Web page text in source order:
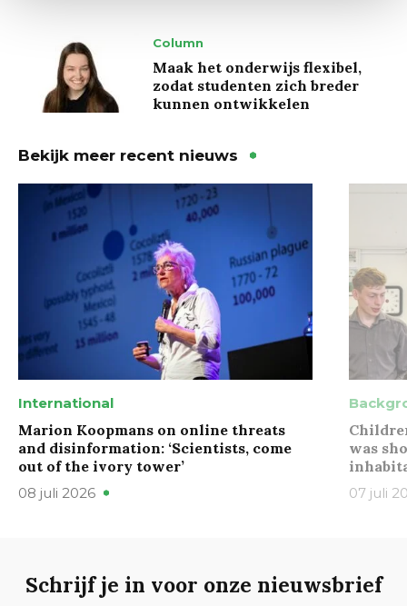
Column
Maak het onderwijs flexibel,
zodat studenten zich breder
kunnen ontwikkelen
Bekijk meer recent nieuws
International
Marion Koopmans on online threats
and disinformation: ‘Scientists, come
out of the ivory tower’
08 juli 2026
was
07 juli
Schrijf je in voor onze nieuwsbrief